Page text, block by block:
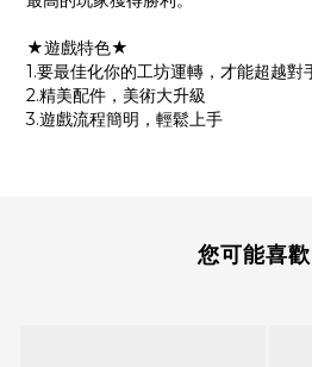
★遊戲特色★
1.要最佳化你的工坊運轉，才能超越對
2.精美配件，美術大升級
3.遊戲流程簡明，輕鬆上手
您可能喜